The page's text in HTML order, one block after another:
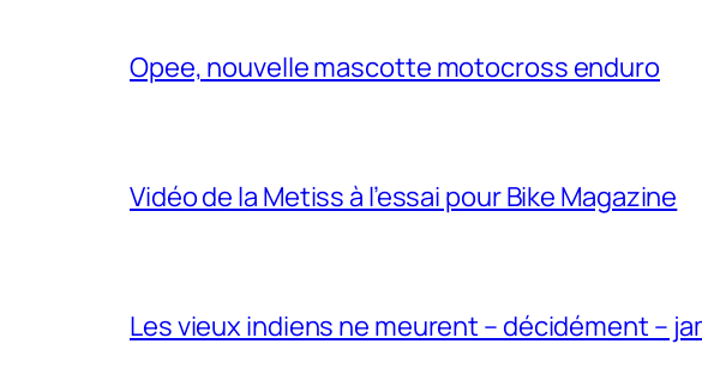
Opee, nouvelle mascotte motocross enduro
Vidéo de la Metiss à l’essai pour Bike Magazine
Les vieux indiens ne meurent – décidément –